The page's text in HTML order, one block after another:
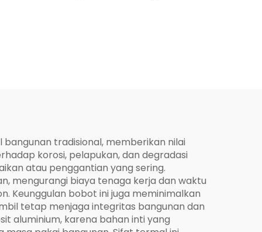
tradisional, memberikan nilai
korosi, pelapukan, dan degradasi
atau penggantian yang sering.
mengurangi biaya tenaga kerja dan waktu
Keunggulan bobot ini juga meminimalkan
tetap menjaga integritas bangunan dan
aluminium, karena bahan inti yang